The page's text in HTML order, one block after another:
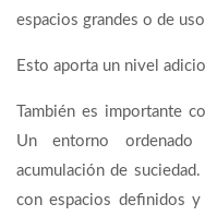
espacios grandes o de
Esto aporta un nivel
También es importante
Un entorno
acumulación de
con espacios definidos y